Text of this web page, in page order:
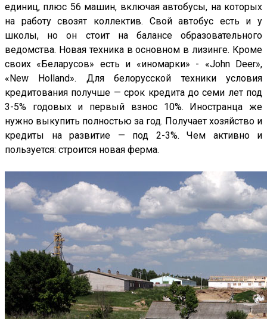
единиц, плюс 56 машин, включая автобусы, на которых
на работу свозят коллектив. Свой автобус есть и у
школы, но он стоит на балансе образовательного
ведомства. Новая техника в основном в лизинге. Кроме
своих «Беларусов» есть и «иномарки» - «John Deer»,
«New Holland». Для белорусской техники условия
кредитования получше — срок кредита до семи лет под
3-5% годовых и первый взнос 10%. Иностранца же
нужно выкупить полностью за год. Получает хозяйство и
кредиты на развитие — под 2-3%. Чем активно и
пользуется: строится новая ферма.